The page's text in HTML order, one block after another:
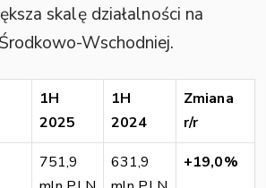
skalę działalności na
Wschodniej.
1H
2025
1H
2024
Zmiana
r/r
751,9
631,9
+19,0%